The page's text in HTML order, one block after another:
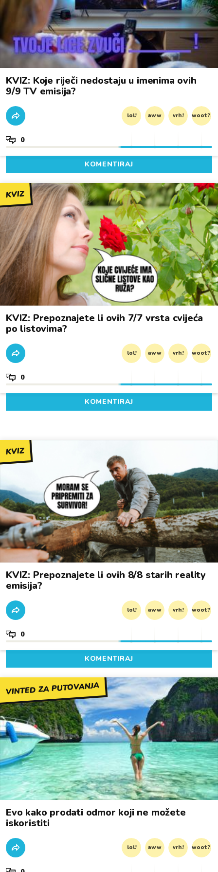
KVIZ: Koje riječi nedostaju u imenima ovih
9/9 TV emisija?
lol! aww vrh! woot?!
0
KOMENTIRAJ
KVIZ
KVIZ: Prepoznajete li ovih 7/7 vrsta cvijeća
po listovima?
lol! aww vrh! woot?!
0
KOMENTIRAJ
KVIZ
KVIZ: Prepoznajete li ovih 8/8 starih reality
emisija?
lol! aww vrh! woot?!
0
KOMENTIRAJ
VINTED ZA PUTOVANJA
Evo kako prodati odmor koji ne možete
iskoristiti
lol! aww vrh! woot?!